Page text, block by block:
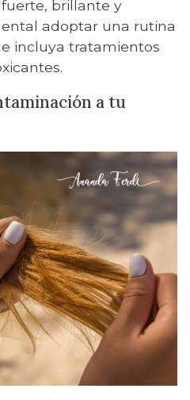
brillante y
adoptar una rutina
incluya tratamientos
a tu